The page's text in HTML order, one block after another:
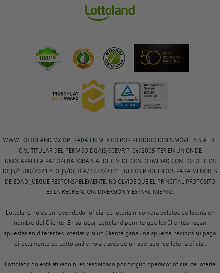
WWW.LOTTOLAND.MX OPERADA EN MEXICO POR PRODUCCIONES MÓVILES S.A. DE
C.V., TITULAR DEL PERMISO DGAJS/SCEVF/P-06/2005-TER EN UNIÓN DE
UNOCAPALI LA PAZ OPERADORA S.A. DE C.V. DE CONFORMIDAD CON LOS OFICIOS
DGJS/1580/2021 Y DGJS/DCRCA/2772/2021. JUEGOS PROHIBIDOS PARA MENORES
DE EDAD, JUEGUE RESPONSABLEMENTE, NO OLVIDE QUE EL PRINCIPAL PROPÓSITO
ES LA RECREACIÓN, DIVERSIÓN Y ESPARCIMIENTO.
Lottoland no es un revendedor oficial de lotería ni compra boletos de lotería en
nombre del Cliente. En su lugar, Lottoland permite que los Clientes hagan
apuestas en diferentes loterías y, si un Cliente gana una apuesta, recibirá su pago
directamente de Lottoland y no a través de un operador de lotería oficial.
Lottoland no está afiliado ni es respaldado por ningún operador oficial de lotería